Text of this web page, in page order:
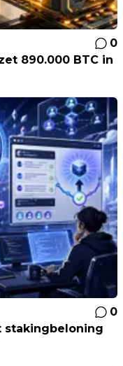
0
890.000 BTC in
0
stakingbeloning